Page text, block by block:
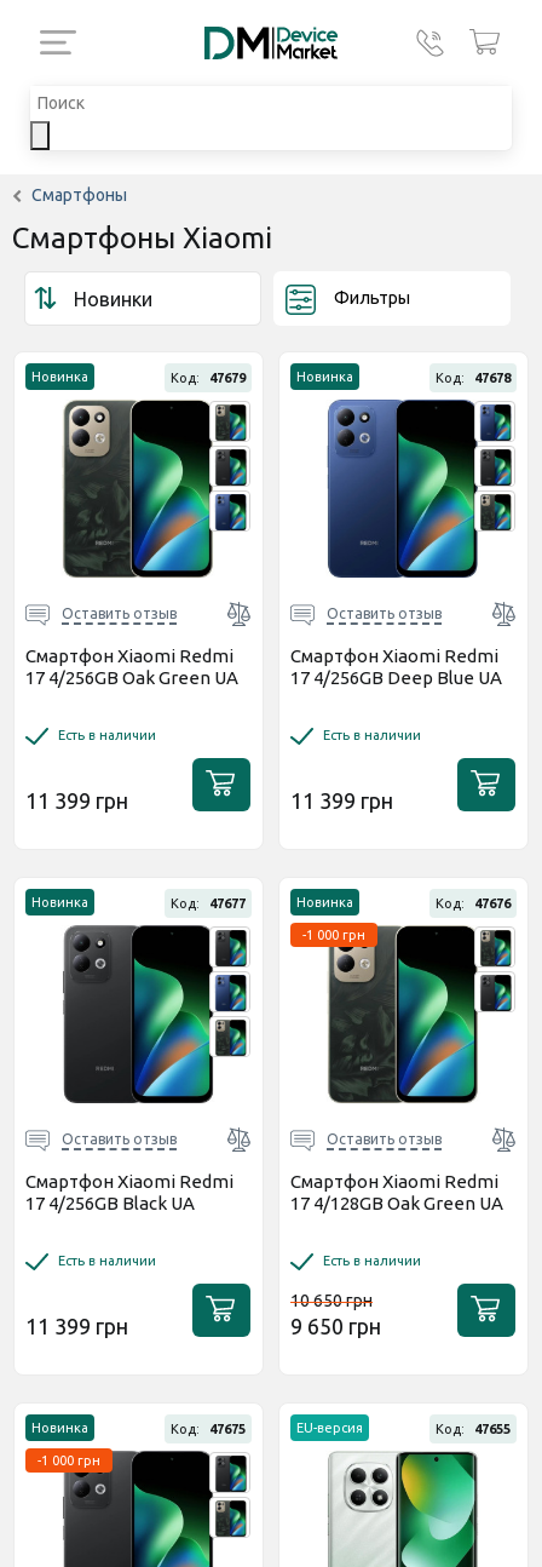
Смартфоны
Смартфоны Xiaomi
Фильтры
Код: 47679
Новинка
Оставить отзыв
Смартфон Xiaomi Redmi
17 4/256GB Oak Green UA
Есть в наличии
11 399 грн
Код: 47678
Новинка
Оставить отзыв
Смартфон Xiaomi Redmi
17 4/256GB Deep Blue UA
Есть в наличии
11 399 грн
Код: 47677
Новинка
Оставить отзыв
Смартфон Xiaomi Redmi
17 4/256GB Black UA
Есть в наличии
11 399 грн
Код: 47676
Новинка
-1 000 грн
Оставить отзыв
Смартфон Xiaomi Redmi
17 4/128GB Oak Green UA
Есть в наличии
10 650 грн
9 650 грн
Код: 47675
Новинка
-1 000 грн
Код: 47655
EU-версия